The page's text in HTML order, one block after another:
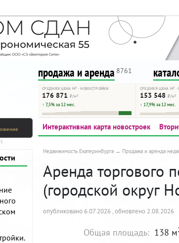
- только
ресурсу, как
продажа и аренда 8761
СРЕДНЯЯ ЦЕНА М² · НОВОСТРОЙКИ
176 871 ₽/м²
↑ 7,5% за 12 мес.
СРЕДНЯЯ ЦЕНА М² ·
153 548 ₽/м²
↑ 17,9% за 12 мес.
Интерактивная карта новостроек
Недвижимость Екатеринбурга Продажа и аренда
Аренда торгового
(городской округ
опубликовано 6.07.2026 , обновлено 2.08.2026
Общая площадь: 138 м